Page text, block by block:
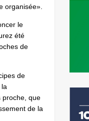
organisée».
le
été
de
de
proche, que
de la